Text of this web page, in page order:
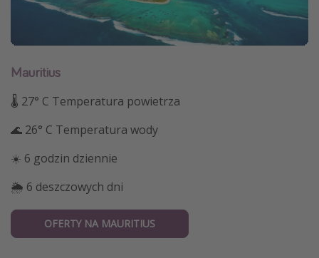
Mauritius
🌡 27° C Temperatura powietrza
🌊 26° C Temperatura wody
☀️ 6 godzin dziennie
🌦 6 deszczowych dni
OFERTY NA MAURITIUS